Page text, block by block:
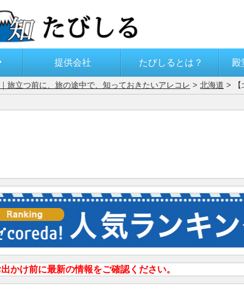
提供会社 たびしるとは？ 殿
旅立つ前に、旅の途中で、知っておきたいアレコレ > 北海道 > 【
かけ前に最新の情報をご確認ください。